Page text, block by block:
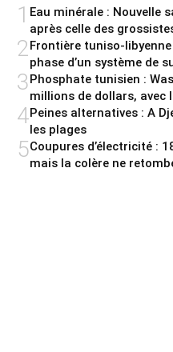
1 Eau minérale : Nouvelle
après celle des
2 Frontière tuniso-
phase d’un système de
3Phosphate tunisien :
millions de dollars, avec
4Peines alternatives : A
les plages
5Coupures d’électricité :
mais la colère ne